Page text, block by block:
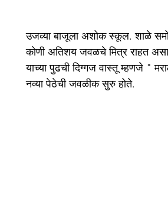
उजव्या बाजूला अशोक स्कूल. शाळे
कोणी अतिशय जवळचे मित्र राहत
याच्या पुढची दिग्गज वास्तू म्हणजे "
नव्या पेठेची जवळीक सुरु होते.